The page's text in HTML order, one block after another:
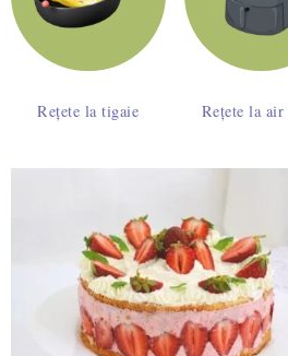
Rețete la tigaie Rețete la